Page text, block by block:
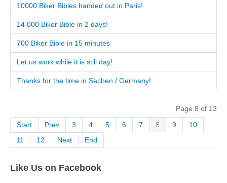
10000 Biker Bibles handed out in Paris!
14 000 Biker Bible in 2 days!
700 Biker Bible in 15 minutes
Let us work while it is still day!
Thanks for the time in Sachen / Germany!
Page 8 of 13
Start
Prev 3 4 5 6 7 8 9
10
11
12 Next End
Like Us on Facebook